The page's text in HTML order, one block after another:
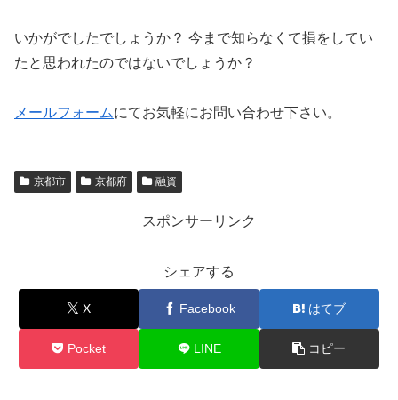
いかがでしたでしょうか？ 今まで知らなくて損をしてい
たと思われたのではないでしょうか？
メールフォームにてお気軽にお問い合わせ下さい。
京都市 京都府 融資
スポンサーリンク
シェアする
X Facebook はてブ
Pocket LINE コピー